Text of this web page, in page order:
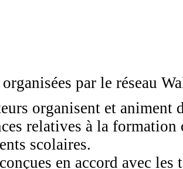
par le réseau
organisent et animent
relatives à la formation
scolaires.
en accord avec les